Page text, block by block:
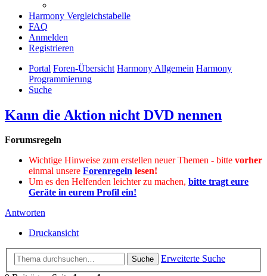
Harmony Vergleichstabelle
FAQ
Anmelden
Registrieren
Portal Foren-Übersicht Harmony Allgemein Harmony
Programmierung
Suche
Kann die Aktion nicht DVD nennen
Forumsregeln
Wichtige Hinweise zum erstellen neuer Themen - bitte vorher
einmal unsere Forenregeln lesen!
Um es den Helfenden leichter zu machen, bitte tragt eure
Geräte in eurem Profil ein!
Antworten
Druckansicht
Suche
Erweiterte Suche